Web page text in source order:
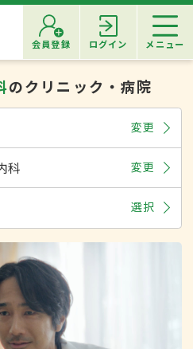
会員登録 ログイン メニュー
のクリニック・病院
変更
科 変更
選択